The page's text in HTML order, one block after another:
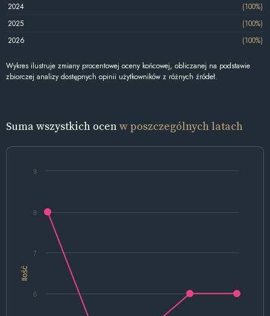
2024
(100%)
2025
(100%)
2026
(100%)
Wykres ilustruje zmiany procentowej oceny końcowej, obliczanej na podstawie
zbiorczej analizy dostępnych opinii użytkowników z różnych źródeł.
Suma wszystkich ocenw poszczególnych latach
Ilość
6
7
8
9